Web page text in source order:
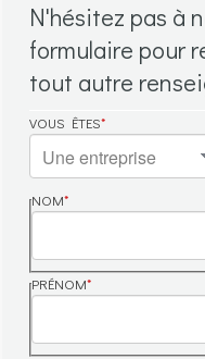
N'hésitez pas à
formulaire pour
tout autre
VOUS ÊTES*
NOM*
PRÉNOM*